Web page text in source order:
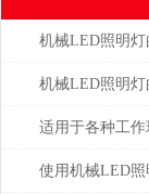
使用机械LED照